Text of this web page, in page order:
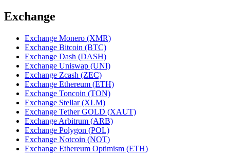
Exchange
Exchange Monero (XMR)
Exchange Bitcoin (BTC)
Exchange Dash (DASH)
Exchange Uniswap (UNI)
Exchange Zcash (ZEC)
Exchange Ethereum (ETH)
Exchange Toncoin (TON)
Exchange Stellar (XLM)
Exchange Tether GOLD (XAUT)
Exchange Arbitrum (ARB)
Exchange Polygon (POL)
Exchange Notcoin (NOT)
Exchange Ethereum Optimism (ETH)